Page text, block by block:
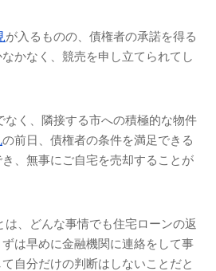
が入るものの、債権者の承諾を得る
かなく、競売を申し立てられてし
なく、隣接する市への積極的な物件
の前日、債権者の条件を満足できる
、無事にご自宅を売却することが
、どんな事情でも住宅ローンの返
は早めに金融機関に連絡をして事
自分だけの判断はしないことだと